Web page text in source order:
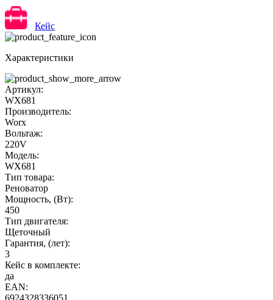
Кейс
Характеристики
Артикул:
WX681
Производитель:
Worx
Вольтаж:
220V
Модель:
WX681
Тип товара:
Реноватор
Мощность, (Вт):
450
Тип двигателя:
Щеточный
Гарантия, (лет):
3
Кейс в комплекте:
да
EAN:
6924328336051